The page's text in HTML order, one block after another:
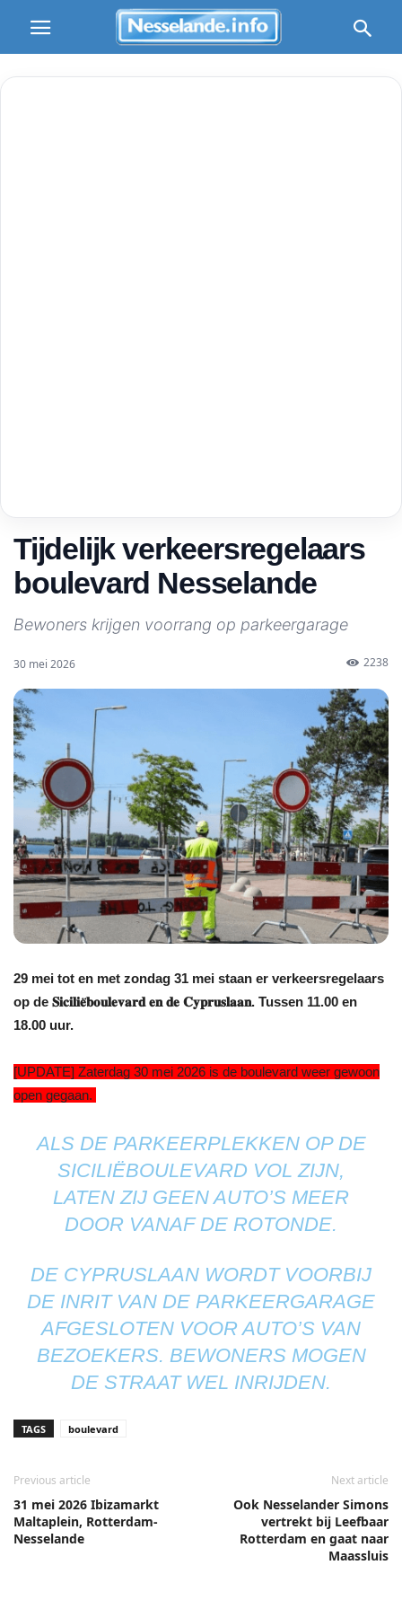
Tijdelijk verkeersregelaars
boulevard Nesselande
Bewoners krijgen voorrang op parkeergarage
30 mei 2026 2238
29 mei tot en met zondag 31 mei staan er verkeersregelaars
op de 𝐒𝐢𝐜𝐢𝐥𝐢𝐞̈𝐛𝐨𝐮𝐥𝐞𝐯𝐚𝐫𝐝 𝐞𝐧 𝐝𝐞 𝐂𝐲𝐩𝐫𝐮𝐬𝐥𝐚𝐚𝐧. Tussen 11.00 en
18.00 uur.
[UPDATE] Zaterdag 30 mei 2026 is de boulevard weer gewoon
open gegaan.
ALS DE PARKEERPLEKKEN OP DE
SICILIËBOULEVARD VOL ZIJN,
LATEN ZIJ GEEN AUTO’S MEER
DOOR VANAF DE ROTONDE.
DE CYPRUSLAAN WORDT VOORBIJ
DE INRIT VAN DE PARKEERGARAGE
AFGESLOTEN VOOR AUTO’S VAN
BEZOEKERS. BEWONERS MOGEN
DE STRAAT WEL INRIJDEN.
TAGS boulevard
Previous article
31 mei 2026 Ibizamarkt
Maltaplein, Rotterdam-
Nesselande
Next article
Ook Nesselander Simons
vertrekt bij Leefbaar
Rotterdam en gaat naar
Maassluis